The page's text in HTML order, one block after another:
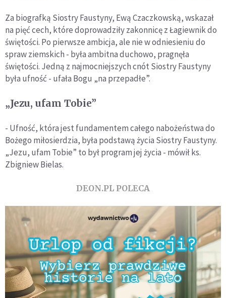
Za biografką Siostry Faustyny, Ewą Czaczkowską, wskazał
na pięć cech, które doprowadziły zakonnicę z Łagiewnik do
świętości. Po pierwsze ambicja, ale nie w odniesieniu do
spraw ziemskich - była ambitna duchowo, pragnęła
świętości. Jedną z najmocniejszych cnót Siostry Faustyny
była ufność - ufała Bogu „na przepadłe”.
„Jezu, ufam Tobie”
- Ufność, która jest fundamentem całego nabożeństwa do
Bożego miłosierdzia, była podstawą życia Siostry Faustyny.
„Jezu, ufam Tobie” to był program jej życia - mówił ks.
Zbigniew Bielas.
DEON.PL POLECA